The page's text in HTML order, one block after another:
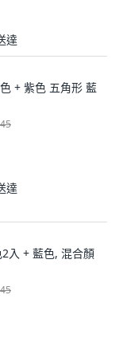
達
+ 紫色 五角形 藍
達
入 + 藍色, 混合顏